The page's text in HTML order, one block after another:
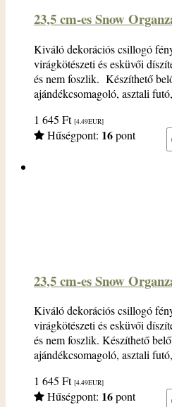
23,5 cm-es Snow
Kiváló dekorációs csillogó
virágkötészeti és esküvői
és nem foszlik. Készíthető
ajándékcsomagoló, asztali
1 645 Ft [4.49EUR]
Hűségpont: 16pont
23,5 cm-es Snow
Kiváló dekorációs csillogó
virágkötészeti és esküvői
és nem foszlik. Készíthető
ajándékcsomagoló, asztali
1 645 Ft [4.49EUR]
Hűségpont: 16pont